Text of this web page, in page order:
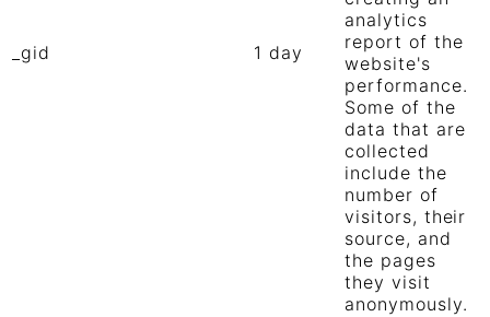
_gid 1 day
analytics
report of the
website's
performance.
Some of the
data that are
collected
include the
number of
visitors, their
source, and
the pages
they visit
anonymously.